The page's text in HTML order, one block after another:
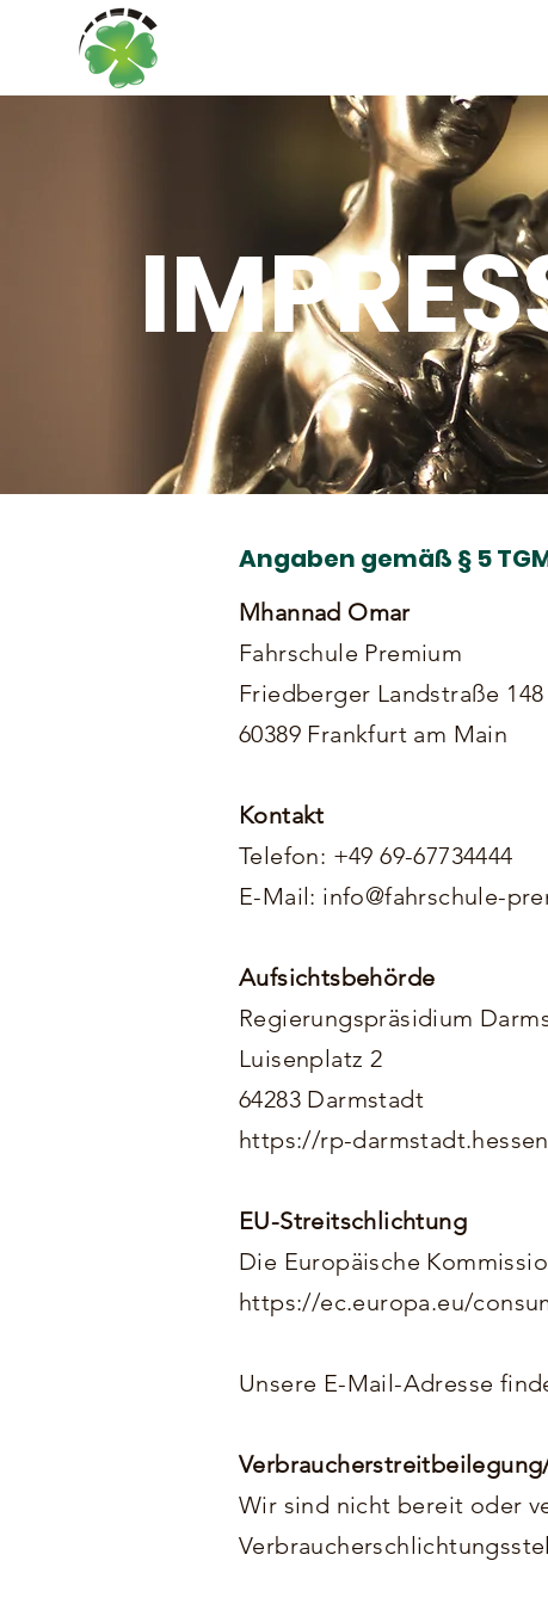
Angaben gemäß § 5
Mhannad Omar
Fahrschule Premium
Friedberger Landstraße 148
60389 Frankfurt am Main
Kontakt
Telefon: +49 69-67734444
E-Mail: info@fahrschule-
Aufsichtsbehörde
Regierungspräsidium
Luisenplatz 2
64283 Darmstadt
https://rp-
EU-Streitschlichtung
Die Europäische
https://ec.europa.eu/
Unsere E-Mail-Adresse
Wir sind nicht bereit oder